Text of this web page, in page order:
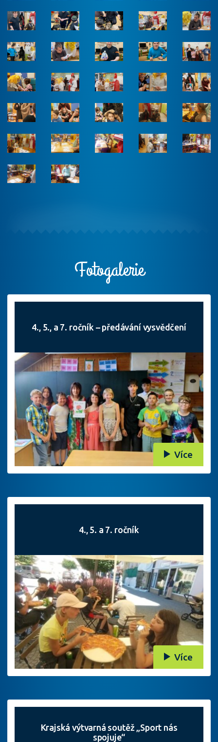
Fotogalerie
4., 5., a 7. ročník – předávání vysvědčení
Více
4., 5. a 7. ročník
Více
Krajská výtvarná soutěž „Sport nás
spojuje“